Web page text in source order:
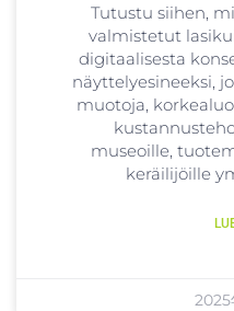
Tutustu siihen,
valmistetut
digitaalisesta
näyttelyesineeksi,
muotoja,
museoille,
keräilijöille
2025